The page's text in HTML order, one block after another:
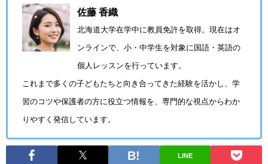
佐藤 香織
北海道大学在学中に教員免許を取得。現在はオ
ンラインで、小・中学生を対象に国語・英語の
個人レッスンを行っています。
これまで多くの子どもたちと向き合ってきた経験を活かし、学
習のコツや保護者の方に役立つ情報を、専門的な視点からわか
りやすく発信しています。
LINE